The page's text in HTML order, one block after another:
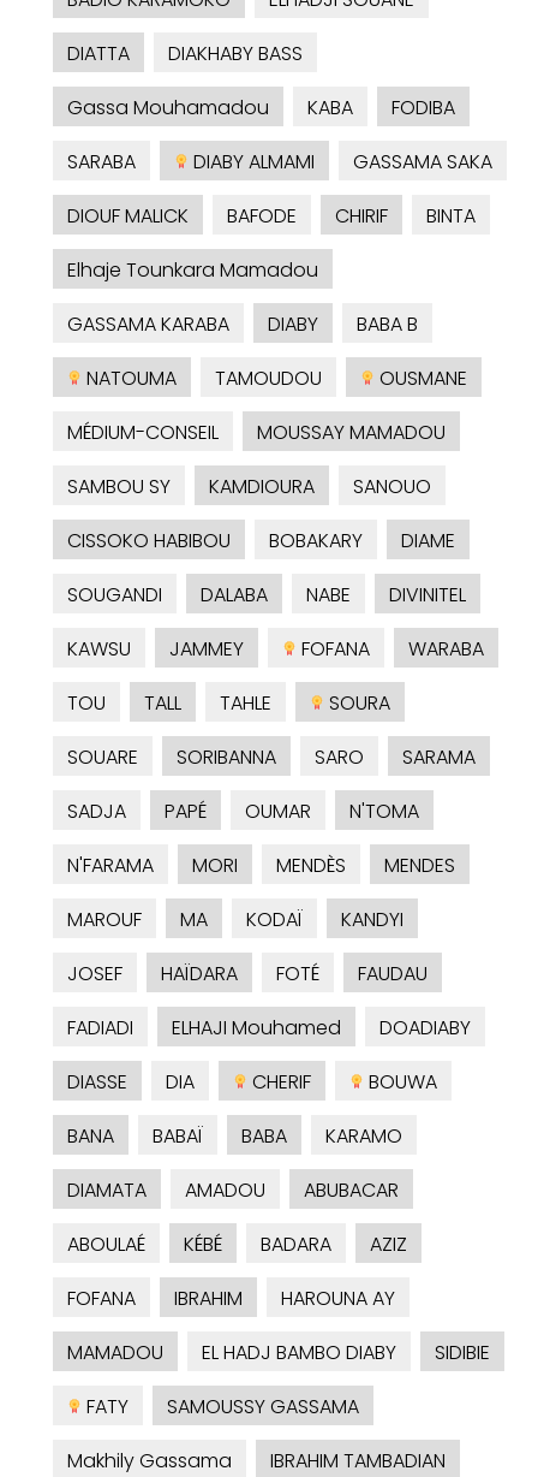
DIATTA
DIAKHABY BASS
Gassa Mouhamadou
KABA
FODIBA
SARABA
DIABY ALMAMI
GASSAMA SAKA
DIOUF MALICK
BAFODE CHIRIF
BINTA
Elhaje Tounkara Mamadou
GASSAMA KARABA
DIABY
BABA B
NATOUMA
TAMOUDOU
OUSMANE
MÉDIUM-CONSEIL
MOUSSAY MAMADOU
SAMBOU SY
KAMDIOURA
SANOUO
CISSOKO HABIBOU
BOBAKARY
DIAME
SOUGANDI
DALABA NABE
DIVINITEL
KAWSU
JAMMEY FOFANA
WARABA
TOU
TALL TAHLE
SOURA
SOUARE
SORIBANNA SARO
SARAMA
SADJA
PAPÉ OUMAR
N'TOMA
N'FARAMA
MORI MENDÈS
MENDES
MAROUF
MA KODAÏ
KANDYI
JOSEF
HAÏDARA FOTÉ
FAUDAU
FADIADI
ELHAJI Mouhamed
DOADIABY
DIASSE
DIA CHERIF
BOUWA
BANA
BABAÏ BABA
KARAMO
DIAMATA
AMADOU
ABUBACAR
ABOULAÉ
KÉBÉ BADARA
AZIZ
FOFANA
IBRAHIM
HAROUNA AY
MAMADOU
EL HADJ BAMBO DIABY
SIDIBIE
FATY
SAMOUSSY GASSAMA
Makhily Gassama
IBRAHIM TAMBADIAN